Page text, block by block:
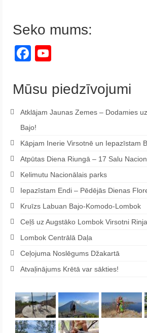
Seko mums:
Facebook
Mūsu piedzīvojumi
Atklājam Jaunas Zemes – Dodamies
Bajo!
Kāpjam Inerie Virsotnē un Iepazīstam
Atpūtas Diena Riungā – 17 Salu
Kelimutu Nacionālais parks
Iepazīstam Endi – Pēdējās Dienas
Kruīzs Labuan Bajo-Komodo-Lombok
Ceļš uz Augstāko Lombok Virsotni
Lombok Centrālā Daļa
Ceļojuma Noslēgums Džakartā
Atvaļinājums Krētā var sākties!